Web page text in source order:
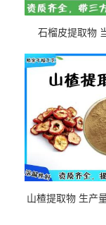
石榴皮提取物
山楂提取物 生产